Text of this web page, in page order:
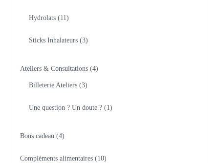
Hydrolats 11
Sticks Inhalateurs 3
Ateliers & Consultations 4
Billeterie Ateliers 3
Une question ? Un doute ? 1
Bons cadeau 4
Compléments alimentaires 10